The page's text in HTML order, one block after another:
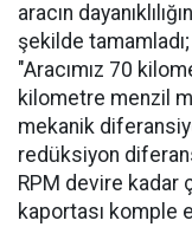
aracın
şekilde tamamladı;
"Aracımız 70
kilometre menzil
mekanik
redüksiyon
RPM devire kadar
kaportası komple